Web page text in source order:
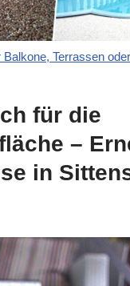
Terrassen
für die
–
in